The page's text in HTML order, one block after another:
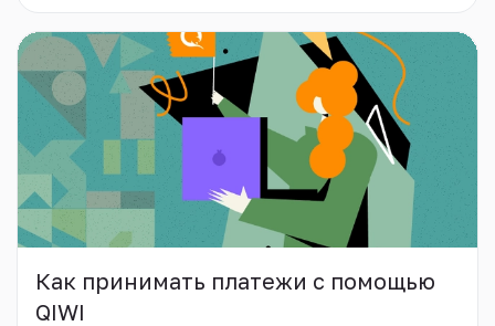
Как принимать платежи с помощью
QIWI